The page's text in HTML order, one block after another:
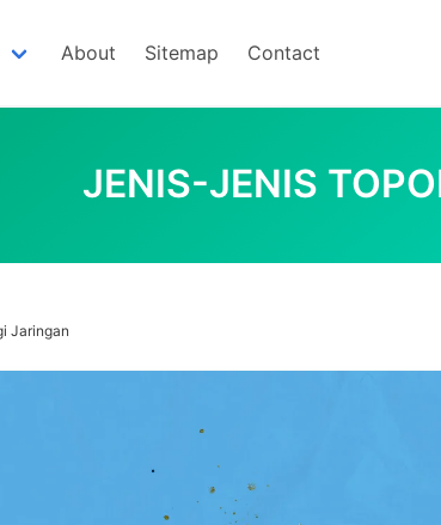
About Sitemap Contact
JENIS-JENIS
Jaringan